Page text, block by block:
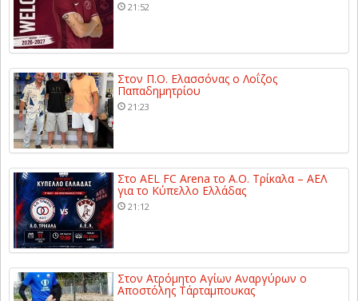
21:52
Στον Π.Ο. Ελασσόνας ο Λοΐζος
Παπαδημητρίου
21:23
Στο AEL FC Arena το Α.Ο. Τρίκαλα – ΑΕΛ
για το Κύπελλο Ελλάδας
21:12
Στον Ατρόμητο Αγίων Αναργύρων ο
Αποστόλης Τάρταμπουκας